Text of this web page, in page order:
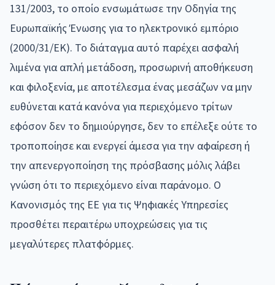
131/2003, το οποίο ενσωμάτωσε την Οδηγία της
Ευρωπαϊκής Ένωσης για το ηλεκτρονικό εμπόριο
(2000/31/ΕΚ). Το διάταγμα αυτό παρέχει ασφαλή
λιμένα για απλή μετάδοση, προσωρινή αποθήκευση
και φιλοξενία, με αποτέλεσμα ένας μεσάζων να μην
ευθύνεται κατά κανόνα για περιεχόμενο τρίτων
εφόσον δεν το δημιούργησε, δεν το επέλεξε ούτε το
τροποποίησε και ενεργεί άμεσα για την αφαίρεση ή
την απενεργοποίηση της πρόσβασης μόλις λάβει
γνώση ότι το περιεχόμενο είναι παράνομο. Ο
Κανονισμός της ΕΕ για τις Ψηφιακές Υπηρεσίες
προσθέτει περαιτέρω υποχρεώσεις για τις
μεγαλύτερες πλατφόρμες.